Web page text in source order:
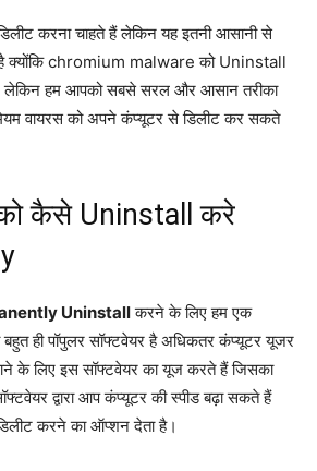
करना चाहते हैं लेकिन यह इतनी आसानी से
है क्योंकि chromium malware को Uninstall
लेकिन हम आपको सबसे सरल और आसान तरीका
वायरस को अपने कंप्यूटर से डिलीट कर सकते
कैसे Uninstall करे
Uninstallकरने के लिए हम एक
ही पॉपुलर सॉफ्टवेयर है अधिकतर कंप्यूटर यूजर
के लिए इस सॉफ्टवेयर का यूज करते हैं जिसका
द्वारा आप कंप्यूटर की स्पीड बढ़ा सकते हैं
करने का ऑप्शन देता है।